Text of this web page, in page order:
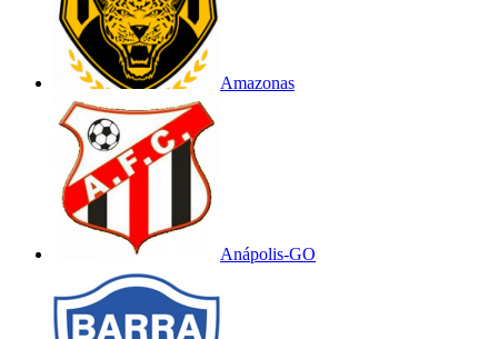
Amazonas
Anápolis-GO